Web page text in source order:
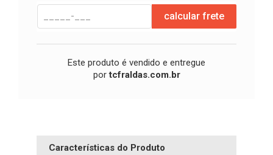
calcular frete
Este produto é vendido e entregue
portcfraldas.com.br
Características do Produto